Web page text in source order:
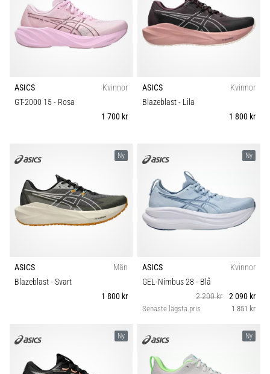
även
känt
som
iliotibialbandssyndrom
ett
mycket
löpare
drabbas
Vad…
artiklar
ASICS
Kvinnor
GT-2000 15- Rosa
1 700 kr
ASICS
Kvinnor
Blazeblast- Lila
1 800 kr
Ny
ASICS
Män
Blazeblast- Svart
1 800 kr
Ny
ASICS
Kvinnor
GEL-Nimbus 28 - Blå
2 200 kr
2 090 kr
Senaste lägsta pris 1 851 kr
Ny Ny